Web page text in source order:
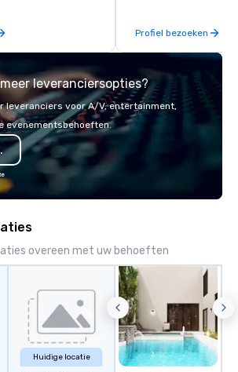
offsites. Whether
think like a Silicon
world's fastest-
or walk away with a
innovation playbook,
the Valley. Ideal for
seniority, and
Profiel bezoeken
leveranciersopties?
leveranciers voor A/V, entertainment,
evenementsbehoeften.
overeen met uw behoeften
Huidige locatie